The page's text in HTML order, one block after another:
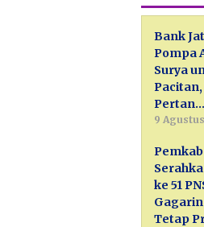
Bank
Pompa
Surya
Pertan…
9
ke 51
Tetap